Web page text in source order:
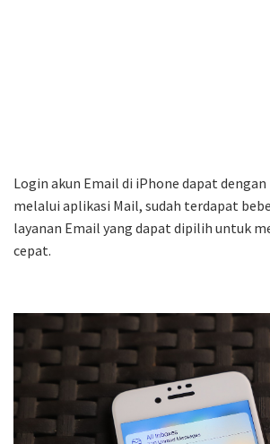
Login akun Email di iPhone dapat
melalui aplikasi Mail, sudah terdapat
layanan Email yang dapat dipilih untuk
cepat.